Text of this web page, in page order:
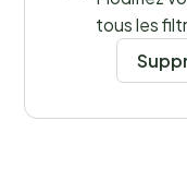
Régions
tous les